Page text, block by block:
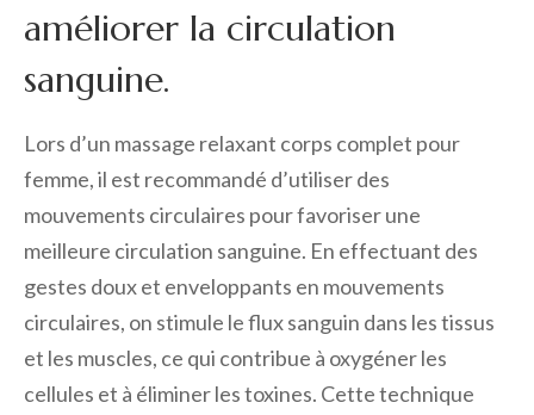
améliorer la circulation
sanguine.
Lors d’un massage relaxant corps complet pour
femme, il est recommandé d’utiliser des
mouvements circulaires pour favoriser une
meilleure circulation sanguine. En effectuant des
gestes doux et enveloppants en mouvements
circulaires, on stimule le flux sanguin dans les tissus
et les muscles, ce qui contribue à oxygéner les
cellules et à éliminer les toxines. Cette technique